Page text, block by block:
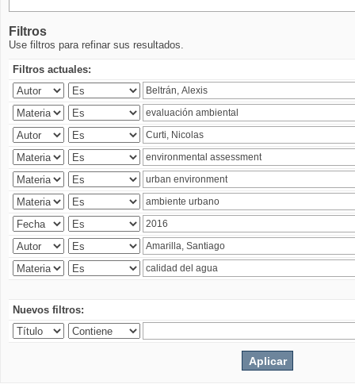
Filtros
Use filtros para refinar sus resultados.
Filtros actuales:
Nuevos filtros: